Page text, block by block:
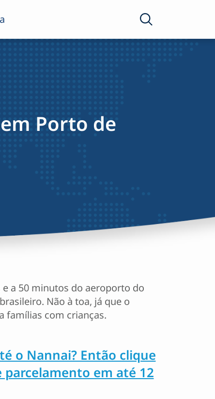
Porto de
a 50 minutos do aeroporto do
Não à toa, já que o
famílias com crianças.
o Nannai? Então clique
parcelamento em até 12